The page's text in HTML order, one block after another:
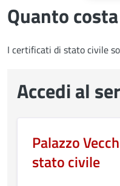
Quanto costa
I certificati di stato civile
Accedi al
Palazzo
stato civile